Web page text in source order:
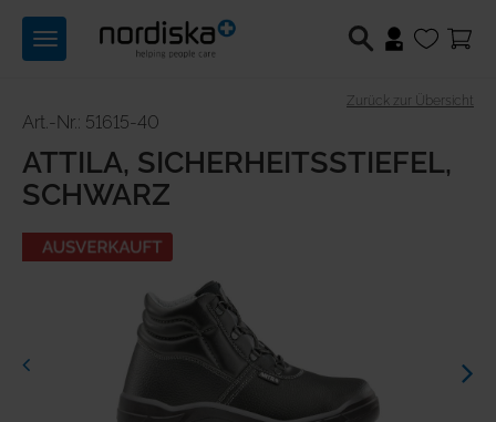
Toggle
navigation
Berufsschuhe
Medizintechnik
Lichttechnik
Angebote
Produktwelten
Zurück zur Übersicht
Art.-Nr.: 51615-40
ATTILA, SICHERHEITSSTIEFEL,
SCHWARZ
Previous